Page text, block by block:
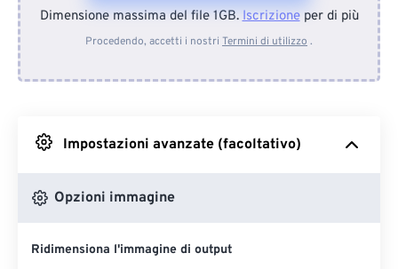
Dal dispositivo
Da Google Drive
Dimensione massima del file 1GB.Iscrizioneper di più
Procedendo, accetti i nostri Termini di utilizzo .
Impostazioni avanzate (facoltativo)
Opzioni immagine
Ridimensiona l'immagine di output